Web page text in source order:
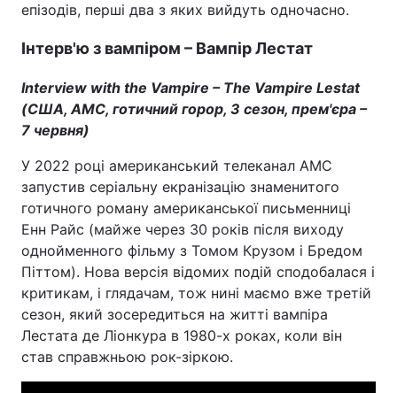
епізодів, перші два з яких вийдуть одночасно.
Інтерв'ю з вампіром – Вампір Лестат
Interview with the Vampire – The Vampire Lestat
(США, AMC, готичний горор, 3 сезон, прем'єра –
7 червня)
У 2022 році американський телеканал AMC
запустив серіальну екранізацію знаменитого
готичного роману американської письменниці
Енн Райс (майже через 30 років після виходу
однойменного фільму з Томом Крузом і Бредом
Піттом). Нова версія відомих подій сподобалася і
критикам, і глядачам, тож нині маємо вже третій
сезон, який зосередиться на житті вампіра
Лестата де Ліонкура в 1980-х роках, коли він
став справжньою рок-зіркою.